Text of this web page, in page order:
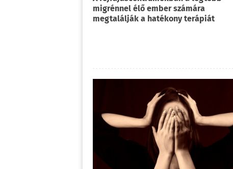
migrénnel élő ember számára
megtalálják a hatékony terápiát